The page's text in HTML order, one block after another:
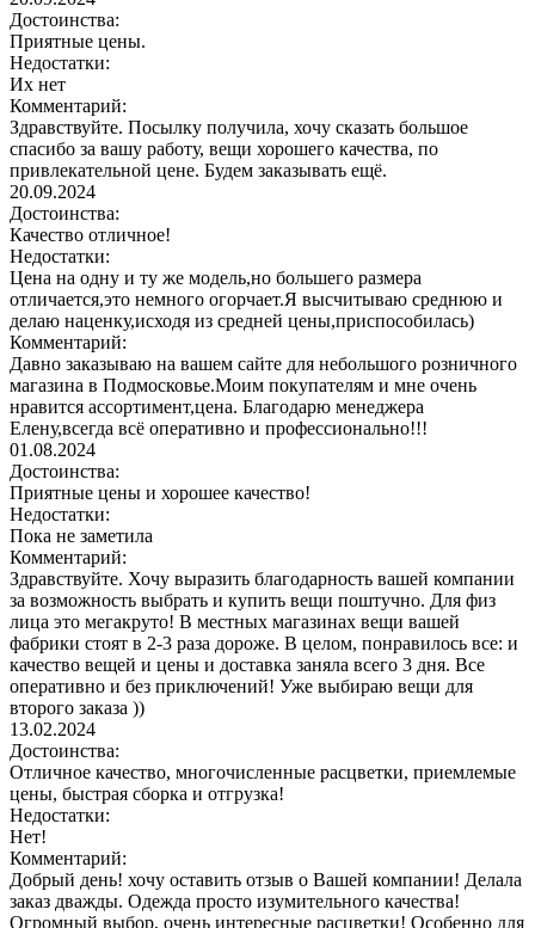
Достоинства:
Приятные цены.
Недостатки:
Их нет
Комментарий:
Здравствуйте. Посылку получила, хочу сказать большое
спасибо за вашу работу, вещи хорошего качества, по
привлекательной цене. Будем заказывать ещё.
20.09.2024
Достоинства:
Качество отличное!
Недостатки:
Цена на одну и ту же модель,но большего размера
отличается,это немного огорчает.Я высчитываю среднюю и
делаю наценку,исходя из средней цены,приспособилась)
Комментарий:
Давно заказываю на вашем сайте для небольшого розничного
магазина в Подмосковье.Моим покупателям и мне очень
нравится ассортимент,цена. Благодарю менеджера
Елену,всегда всё оперативно и профессионально!!!
01.08.2024
Достоинства:
Приятные цены и хорошее качество!
Недостатки:
Пока не заметила
Комментарий:
Здравствуйте. Хочу выразить благодарность вашей компании
за возможность выбрать и купить вещи поштучно. Для физ
лица это мегакруто! В местных магазинах вещи вашей
фабрики стоят в 2-3 раза дороже. В целом, понравилось все: и
качество вещей и цены и доставка заняла всего 3 дня. Все
оперативно и без приключений! Уже выбираю вещи для
второго заказа ))
13.02.2024
Достоинства:
Отличное качество, многочисленные расцветки, приемлемые
цены, быстрая сборка и отгрузка!
Недостатки:
Нет!
Комментарий:
Добрый день! хочу оставить отзыв о Вашей компании! Делала
заказ дважды. Одежда просто изумительного качества!
Огромный выбор, очень интересные расцветки! Особенно для